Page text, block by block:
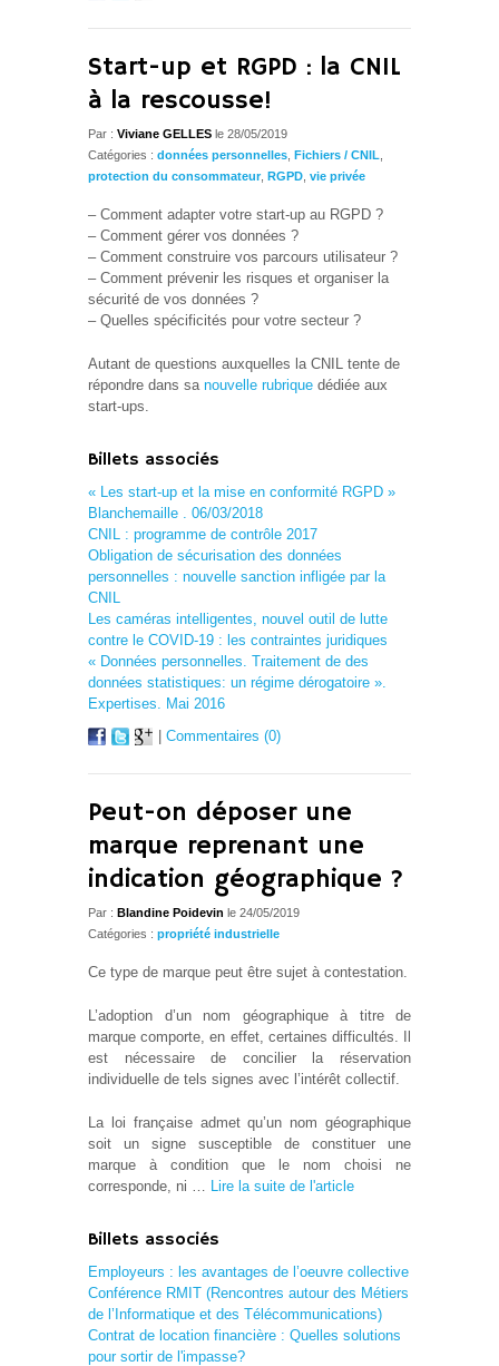
Start-up et RGPD : la CNIL
à la rescousse!
Par : Viviane GELLES le 28/05/2019
Catégories : données personnelles Fichiers / CNIL
protection du consommateur, RGPD vie privée
– Comment adapter votre start-up au RGPD ?
– Comment gérer vos données ?
– Comment construire vos parcours utilisateur ?
– Comment prévenir les risques et organiser la
sécurité de vos données ?
– Quelles spécificités pour votre secteur ?
Autant de questions auxquelles la CNIL tente de
répondre dans sanouvelle rubrique dédiée aux
start-ups.
Billets associés
« Les start-up et la mise en conformité RGPD »
Blanchemaille . 06/03/2018
CNIL : programme de contrôle 2017
Obligation de sécurisation des données
personnelles : nouvelle sanction infligée par la
CNIL
Les caméras intelligentes, nouvel outil de lutte
contre le COVID-19 : les contraintes juridiques
« Données personnelles. Traitement de des
données statistiques: un régime dérogatoire ».
Expertises. Mai 2016
Commentaires (0)
Peut-on déposer une
marque reprenant une
indication géographique ?
Par : Blandine Poidevin le 24/05/2019
Catégories : propriété industrielle
Ce type de marque peut être sujet à contestation.
L’adoption d’un nom géographique à titre de
marque comporte, en effet, certaines difficultés. Il
est nécessaire de concilier la réservation
individuelle de tels signes avec l’intérêt collectif.
La loi française admet qu’un nom géographique
soit un signe susceptible de constituer une
marque à condition que le nom choisi ne
corresponde, ni … Lire la suite de l'article
Billets associés
Employeurs : les avantages de l’oeuvre collective
Conférence RMIT (Rencontres autour des Métiers
de l’Informatique et des Télécommunications)
Contrat de location financière : Quelles solutions
pour sortir de l'impasse?